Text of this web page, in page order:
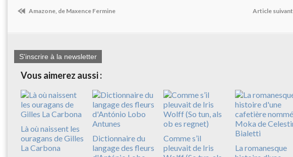
Amazone, de Maxence Fermine Article suivant
S'inscrire à la newsletter
Vous aimerez aussi :
Là où naissent les
ouragans de Gilles
La Carbona
Dictionnaire du
langage des fleurs
Comme s’il
pleuvait de Iris
La romanesque